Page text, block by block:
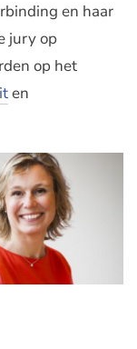
en haar
jury op
op het
en